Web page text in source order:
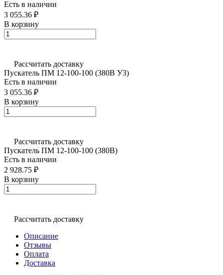
Есть в наличии
3 055.36 ₽
В корзину
Рассчитать доставку
Пускатель ПМ 12-100-100 (380В У3)
Есть в наличии
3 055.36 ₽
В корзину
Рассчитать доставку
Пускатель ПМ 12-100-100 (380В)
Есть в наличии
2 928.75 ₽
В корзину
Рассчитать доставку
Описание
Отзывы
Оплата
Доставка